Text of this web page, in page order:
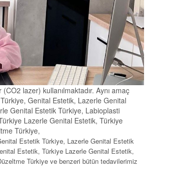
lazer) kullanılmaktadır. Aynı amaç
Genital Estetik, Lazerle Genital
Genital Estetik Türkiye, Labioplasti
Lazerle Genital Estetik, Türkiye
Türkiye,
Estetik Türkiye, Lazerle Genital Estetik
Estetik, Türkiye Lazerle Genital Estetik,
Türkiye ve benzeri bütün tedavilerimiz